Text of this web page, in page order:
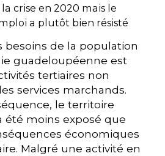
crise en 2020 mais le
a plutôt bien résisté
besoins de la population
guadeloupéenne est
tertiaires non
services marchands.
le territoire
été moins exposé que
économiques
Malgré une activité en